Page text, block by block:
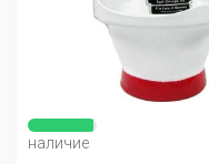
наличие